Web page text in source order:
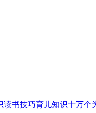
读书技巧育儿知识十万个